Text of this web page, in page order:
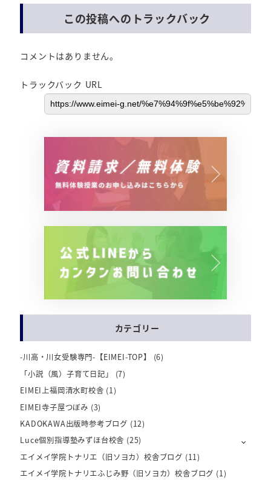
この投稿へのトラックバック
コメントはありません。
トラックバック URL
カテゴリー
-川高・川女受験専門-【EIMEI-TOP】
(6)
「小説（風）子育て日記」
(7)
EIMEI上福岡清水町校舎 (1)
EIMEI寺子屋つぼみ (3)
KADOKAWA出版時参考ブログ (12)
Luce個別指導塾みずほ台校舎 (25)
エイメイ学院トナリエ（旧ソヨカ）校舎ブログ (11)
エイメイ学院トナリエふじみ野（旧ソヨカ）校舎ブログ (1)